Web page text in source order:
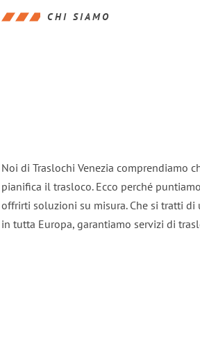
CHI SIAMO
Noi di Traslochi Venezia comprendiamo
pianifica il trasloco. Ecco perché
offrirti soluzioni su misura. Che si tratti
in tutta Europa, garantiamo servizi di